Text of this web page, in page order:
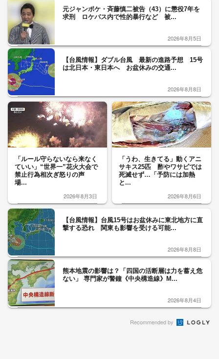
元ジャンポケ・斉藤慎二被告（43）に懲役7年を
求刑 ロケバス内で性的暴行など 被...
2026年8月5日
【台風情報】ダブル台風 最新の進路予想 15号
は北日本・東日本へ お盆休みの交通...
2026年8月8日
「ルール守らないなら来なく
ていい」“世界一”花火大会で
禁止行為相次ぎ怒りの声
場...
2026年8月3日
「うわ、生きてる」動くアニ
サキス25匹 酢やワサビでは
死滅せず…「予防には加熱
と...
2026年8月6日
【台風情報】台風15号はお盆休みに東北地方に直
撃する恐れ 関東も影響を受ける可能...
2026年8月8日
熊本地震の影響は？「四国の活断層は力を蓄え危
ない」 専門家が警鐘《中央構造線》M...
2026年8月4日
Recommended by